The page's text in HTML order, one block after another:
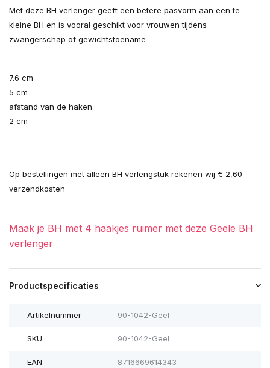
Met deze BH verlenger geeft een betere pasvorm aan een te
kleine BH en is vooral geschikt voor vrouwen tijdens
zwangerschap of gewichtstoename
7.6 cm
5 cm
afstand van de haken
2 cm
Op bestellingen met alleen BH verlengstuk rekenen wij € 2,60
verzendkosten
Maak je BH met 4 haakjes ruimer met deze Geele BH
verlenger
Productspecificaties
Artikelnummer 90-1042-Geel
SKU 90-1042-Geel
EAN 8716669614343